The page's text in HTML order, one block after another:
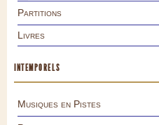
Partitions
Livres
INTEMPORELS
Musiques en Pistes